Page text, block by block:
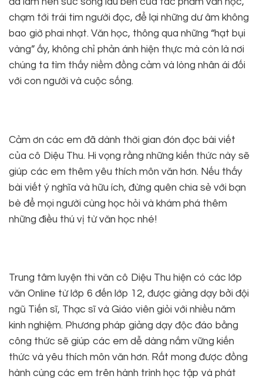
chạm tới trái tim người đọc, để lại những dư âm không
bao giờ phai nhạt. Văn học, thông qua những “hạt bụi
vàng” ấy, không chỉ phản ánh hiện thực mà còn là nơi
chúng ta tìm thấy niềm đồng cảm và lòng nhân ái đối
với con người và cuộc sống.
Cảm ơn các em đã dành thời gian đón đọc bài viết
của cô Diệu Thu. Hi vọng rằng những kiến thức này sẽ
giúp các em thêm yêu thích môn văn hơn. Nếu thấy
bài viết ý nghĩa và hữu ích, đừng quên chia sẻ với bạn
bè để mọi người cùng học hỏi và khám phá thêm
những điều thú vị từ văn học nhé!
Trung tâm luyện thi văn cô Diệu Thu hiện có các lớp
văn Online từ lớp 6 đến lớp 12, được giảng dạy bởi đội
ngũ Tiến sĩ, Thạc sĩ và Giáo viên giỏi với nhiều năm
kinh nghiệm. Phương pháp giảng dạy độc đáo bằng
công thức sẽ giúp các em dễ dàng nắm vững kiến
thức và yêu thích môn văn hơn. Rất mong được đồng
hành cùng các em trên hành trình học tập và phát